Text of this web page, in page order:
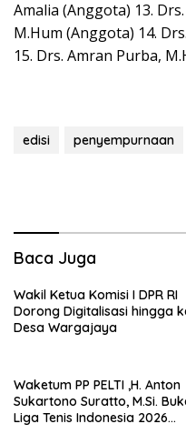
Amalia (Anggota) 13.
M.Hum (Anggota) 14.
15. Drs. Amran Purba,
edisi penyempurnaan
Baca Juga
Wakil Ketua Komisi I DPR RI
Dorong Digitalisasi hingga
Desa Wargajaya
Waketum PP PELTI ,H. Anton
Sukartono Suratto, M.Si.
Liga Tenis Indonesia 2026